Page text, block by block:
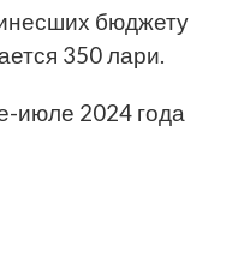
бюджету
350 лари.
июле 2024 года